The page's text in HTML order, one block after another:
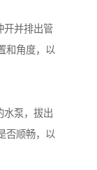
开并排出管
和角度，以
泵，拔出
否顺畅，以